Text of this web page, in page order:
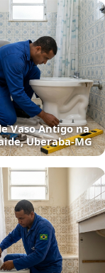
Vaso Antigo na
Uberaba‑MG